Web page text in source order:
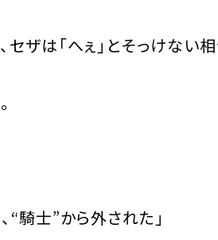
ザは「へぇ」とそっけない相
“騎士”から外された」